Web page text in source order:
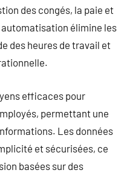
des congés, la paie et
élimine les
des heures de travail et
efficaces pour
permettant une
Les données
et sécurisées, ce
basées sur des